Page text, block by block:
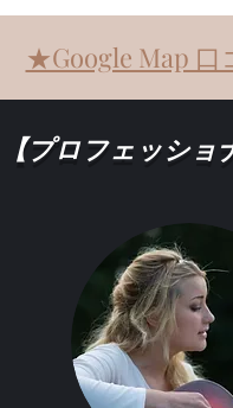
​★Google Map
【プロフェッショ